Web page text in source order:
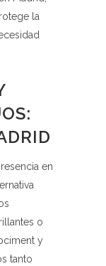
la
en
o
y
tanto